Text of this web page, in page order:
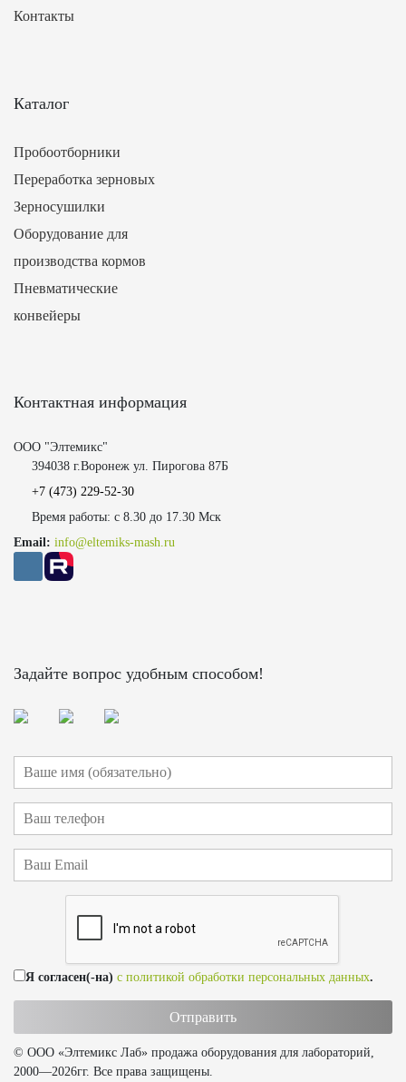
Контакты
Каталог
Пробоотборники
Переработка зерновых
Зерносушилки
Оборудование для
производства кормов
Пневматические
конвейеры
Контактная информация
ООО "Элтемикс"
394038 г.Воронеж ул. Пирогова 87Б
+7 (473) 229-52-30
Время работы: с 8.30 до 17.30 Мск
Email: info@eltemiks-mash.ru
Задайте вопрос удобным способом!
Я согласен(-на) с политикой обработки персональных данных.
© ООО «Элтемикс Лаб» продажа оборудования для лабораторий,
2000—2026гг. Все права защищены.